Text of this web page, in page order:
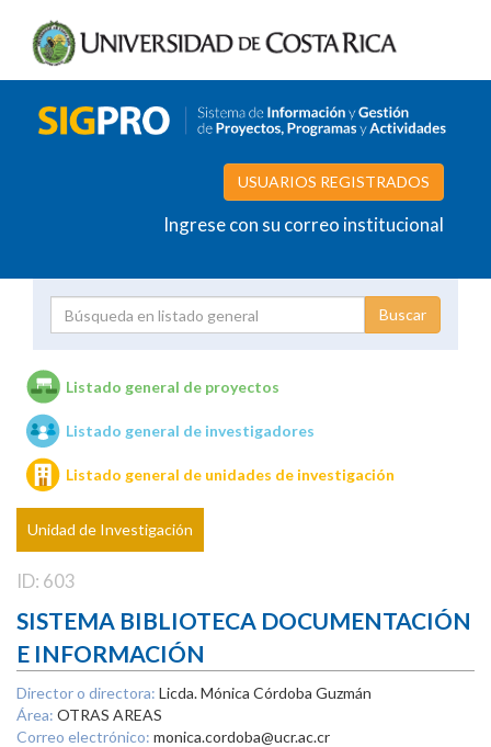
USUARIOS REGISTRADOS
Ingrese con su correo institucional
Unidades de investigación
Listado general de proyectos
Listado general de investigadores
Listado general de unidades de investigación
Unidad de Investigación
ID: 603
SISTEMA BIBLIOTECA DOCUMENTACIÓN
E INFORMACIÓN
Director o directora: Licda. Mónica Córdoba Guzmán
Área: OTRAS AREAS
Correo electrónico: monica.cordoba@ucr.ac.cr